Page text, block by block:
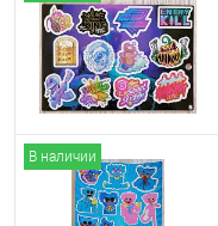
В наличии